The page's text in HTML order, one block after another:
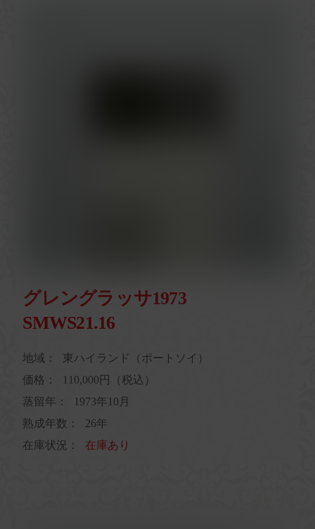
グレングラッサ1973
SMWS21.16
地域：
東ハイランド（ポートソイ）
価格：
110,000円（税込）
蒸留年：
1973年10月
熟成年数：
26年
在庫状況：
在庫あり